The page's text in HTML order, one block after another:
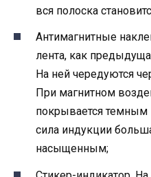
вся полоска
Антимагнитные
лента, как
На ней чередуются
При магнитном
покрывается
сила индукции
насыщенным;